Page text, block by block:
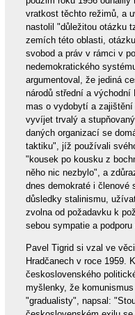
vratkost těchto režimů, a
nastolil "důležitou otázku
zemích této oblasti,
svobod a práv v rámci v
nedemokratického
argumentoval, že jediná
národů střední a
mas o vydobytí a
vyvíjet trvalý a
daných organizací se
taktiku", jíž používali
"kousek po kousku z
něho nic nezbylo", a
dnes demokraté i členové
důsledky stalinismu,
zvolna od požadavku k
sebou sympatie a
Pavel Tigrid si vzal ve
Hradčanech v roce 1959.
československého
myšlenky, že
"gradualisty", napsal: